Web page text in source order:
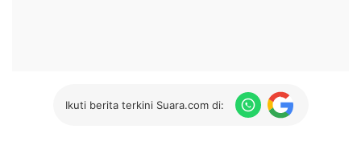
Ikuti berita terkini Suara.com di: